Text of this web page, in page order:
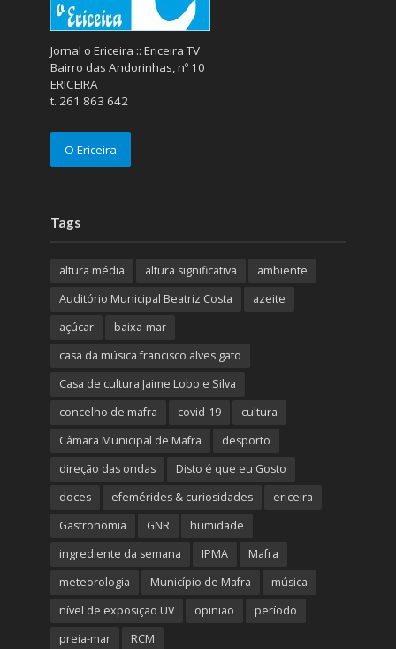
Jornal o Ericeira :: Ericeira TV
Bairro das Andorinhas, nº 10
ERICEIRA
t. 261 863 642
O Ericeira
Tags
altura média altura significativa
ambiente
Auditório Municipal Beatriz Costa
azeite
açúcar
baixa-mar
casa da música francisco alves gato
Casa de cultura Jaime Lobo e Silva
concelho de mafra
covid-19
cultura
Câmara Municipal de Mafra
desporto
direção das ondas
Disto é que eu Gosto
doces
efemérides & curiosidades
ericeira
Gastronomia
GNR
humidade
ingrediente da semana
IPMA
Mafra
meteorologia
Município de Mafra
música
nível de exposição UV
opinião
período
preia-mar
RCM